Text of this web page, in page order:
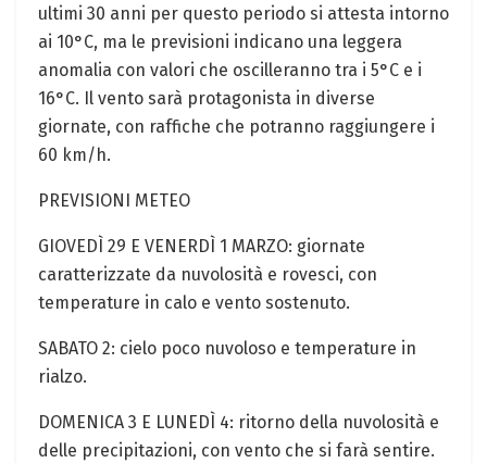
ultimi 30 anni per questo periodo si attesta intorno
ai 10°C, ma le previsioni indicano una leggera
anomalia‌ con valori che oscilleranno‍ tra i 5°C e i
16°C. ⁤Il vento sarà protagonista ⁣in ⁢diverse​
giornate, con raffiche che potranno⁣ raggiungere ‌i
‍60⁤ km/h.
PREVISIONI ⁣METEO
GIOVEDÌ 29 E ⁤VENERDÌ 1 MARZO: giornate
caratterizzate da nuvolosità e rovesci, con
temperature in ‌calo e‍ vento sostenuto.
SABATO 2: cielo poco nuvoloso e temperature‍ in
rialzo.
DOMENICA 3 E LUNEDÌ 4: ritorno della nuvolosità e
delle precipitazioni, con vento che si farà sentire.